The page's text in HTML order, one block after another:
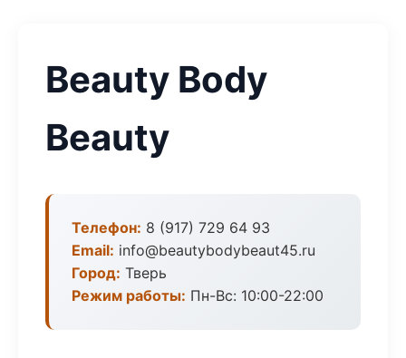
Beauty Body
Beauty
Телефон: 8 (917) 729 64 93
Email: info@beautybodybeaut45.ru
Город: Тверь
Режим работы: Пн-Вс: 10:00-22:00